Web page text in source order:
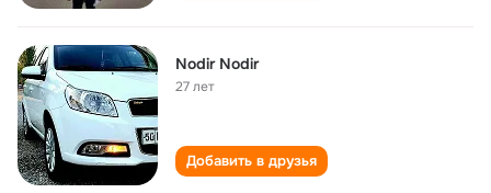
Nodir Nodir
27 лет
Добавить в друзья